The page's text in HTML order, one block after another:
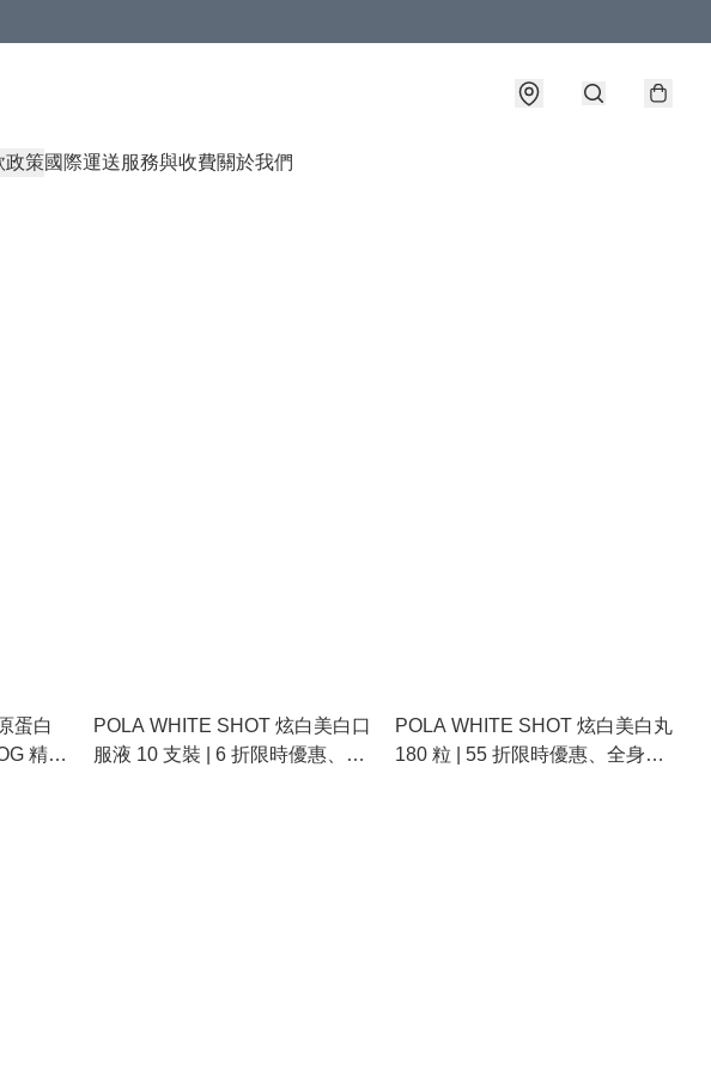
政策國際運送服務與收費關於我們
蛋白
精
POLA WHITE SHOT 炫白美白口
服液 10 支裝 | 6 折限時優惠、全
POLA WHITE SHOT 炫白美白丸
180 粒 | 55 折限時優惠、全身美